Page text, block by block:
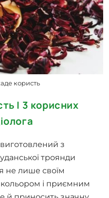
користь
| 3 корисних
з
троянди
не лише своїм
і приємним